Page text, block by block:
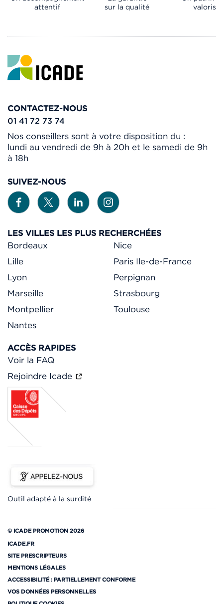
attentif
sur la qualité
valorisé
CONTACTEZ-NOUS
01 41 72 73 74
Nos conseillers sont à votre disposition du :
lundi au vendredi de 9h à 20h et le samedi de 9h
à 18h
SUIVEZ-NOUS
LES VILLES LES PLUS RECHERCHÉES
Bordeaux
Lille
Lyon
Marseille
Montpellier
Nantes
Nice
Paris Ile-de-France
Perpignan
Strasbourg
Toulouse
ACCÈS RAPIDES
Voir la FAQ
Rejoindre Icade
Outil adapté à la surdité
© ICADE PROMOTION 2026
ICADE.FR
SITE PRESCRIPTEURS
MENTIONS LÉGALES
ACCESSIBILITÉ : PARTIELLEMENT CONFORME
VOS DONNÉES PERSONNELLES